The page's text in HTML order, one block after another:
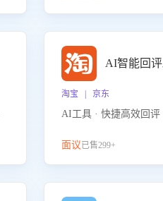
AI智能回
淘宝 | 京东
AI工具 · 快捷高效回评
面议已售299+